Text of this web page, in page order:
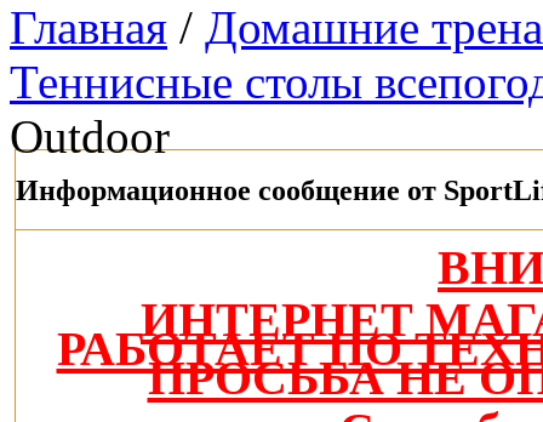
Главная / Домашние
Теннисные столы
Outdoor
Информационное сообщение от
ИНТЕРНЕТ
РАБОТАЕТ ПО
ПРОСЬБА НЕ